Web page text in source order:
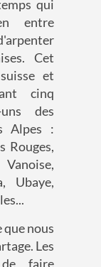
qui
entre
Cet
et
cinq
des
Alpes :
Rouges,
Ubaye,
nous
Les
faire